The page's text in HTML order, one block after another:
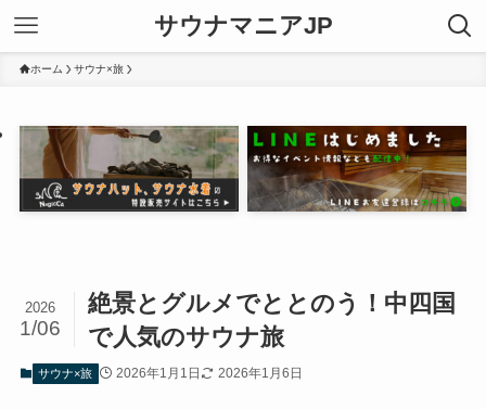
サウナマニアJP
ホーム サウナ×旅
絶景とグルメでととのう！中四国
で人気のサウナ旅
2026
1/06
サウナ×旅 2026年1月1日 2026年1月6日